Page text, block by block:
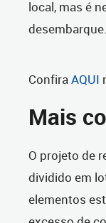
local, mas é
ConfiraAQUI
Mais
O projeto de
dividido em
elementos